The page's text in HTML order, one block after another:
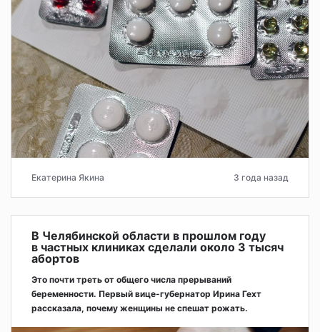
Екатерина Якина 3 года назад
В Челябинской области в прошлом году
в частных клиниках сделали около 3 тысяч
абортов
Это почти треть от общего числа прерываний
беременности. Первый вице-губернатор Ирина Гехт
рассказала, почему женщины не спешат рожать.